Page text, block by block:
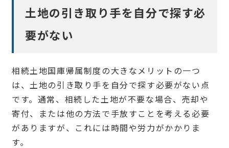
土地の引き取り手を自分で探す必
要がない
相続土地国庫帰属制度の大きなメリットの一つ
は、土地の引き取り手を自分で探す必要がない点
です。通常、相続した土地が不要な場合、売却や
寄付、または他の方法で手放すことを考える必要
がありますが、これには時間や労力がかかりま
す。